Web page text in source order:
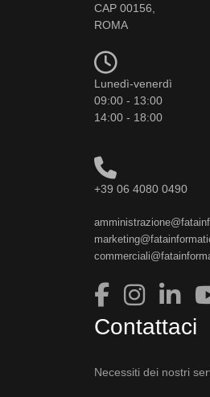
CAP 00156,
ROMA
Lunedì-venerdì
09:00 - 13:00
14:00 - 18:00
+39 06 4080 0490
Contattaci
Necessiti dei nostri